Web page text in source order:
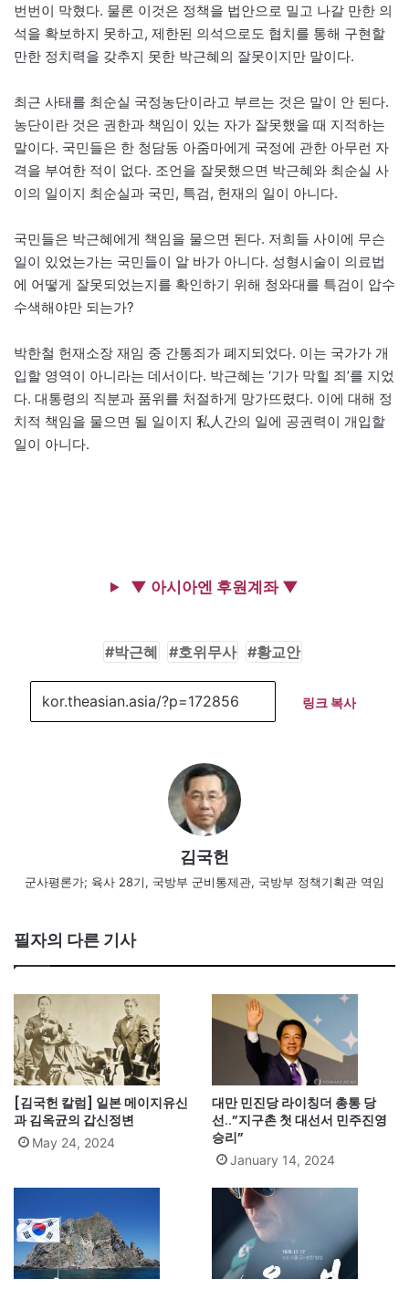
번번이 막혔다. 물론 이것은 정책을 법안으로 밀고 나갈 만한 의
석을 확보하지 못하고, 제한된 의석으로도 협치를 통해 구현할
만한 정치력을 갖추지 못한 박근혜의 잘못이지만 말이다.
최근 사태를 최순실 국정농단이라고 부르는 것은 말이 안 된다.
농단이란 것은 권한과 책임이 있는 자가 잘못했을 때 지적하는
말이다. 국민들은 한 청담동 아줌마에게 국정에 관한 아무런 자
격을 부여한 적이 없다. 조언을 잘못했으면 박근혜와 최순실 사
이의 일이지 최순실과 국민, 특검, 헌재의 일이 아니다.
국민들은 박근혜에게 책임을 물으면 된다. 저희들 사이에 무슨
일이 있었는가는 국민들이 알 바가 아니다. 성형시술이 의료법
에 어떻게 잘못되었는지를 확인하기 위해 청와대를 특검이 압수
수색해야만 되는가?
박한철 헌재소장 재임 중 간통죄가 폐지되었다. 이는 국가가 개
입할 영역이 아니라는 데서이다. 박근혜는 ‘기가 막힐 죄’를 지었
다. 대통령의 직분과 품위를 처절하게 망가뜨렸다. 이에 대해 정
치적 책임을 물으면 될 일이지 私人간의 일에 공권력이 개입할
일이 아니다.
▼ 아시아엔 후원계좌 ▼
박근혜 호위무사 황교안
링크 복사
김국헌
군사평론가; 육사 28기, 국방부 군비통제관, 국방부 정책기획관 역임
필자의 다른 기사
[김국헌 칼럼] 일본 메이지유신
과 김옥균의 갑신정변
May 24, 2024
대만 민진당 라이칭더 총통 당
선..”지구촌 첫 대선서 민주진영
승리”
January 14, 2024